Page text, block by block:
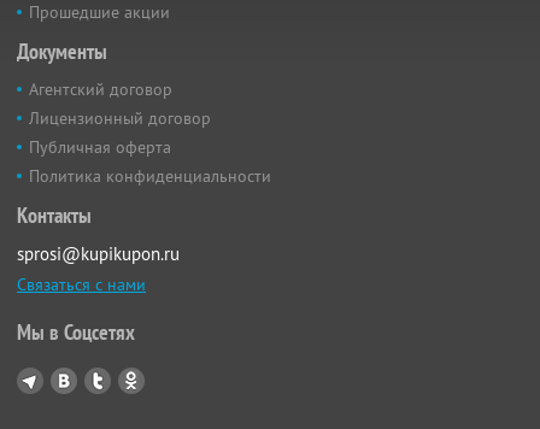
Прошедшие акции
Документы
Агентский договор
Лицензионный договор
Публичная оферта
Политика конфиденциальности
Контакты
sprosi@kupikupon.ru
Связаться с нами
Мы в Соцсетях